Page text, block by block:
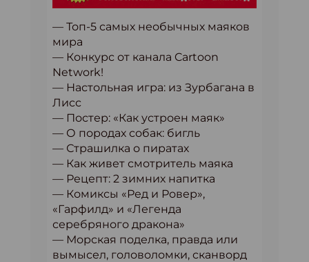
— Топ-5 самых необычных маяков
мира
— Конкурс от канала Cartoon
Network!
— Настольная игра: из Зурбагана в
Лисс
— Постер: «Как устроен маяк»
— О породах собак: бигль
— Страшилка о пиратах
— Как живет смотритель маяка
— Рецепт: 2 зимних напитка
— Комиксы «Ред и Ровер»,
«Гарфилд» и «Легенда
серебряного дракона»
— Морская поделка, правда или
вымысел, головоломки, сканворд